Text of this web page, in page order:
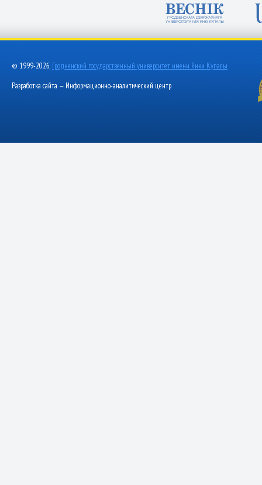
© 1999-2026, Гродненский государственный университет имени Янки Купалы
Разработка сайта — Информационно-аналитический центр